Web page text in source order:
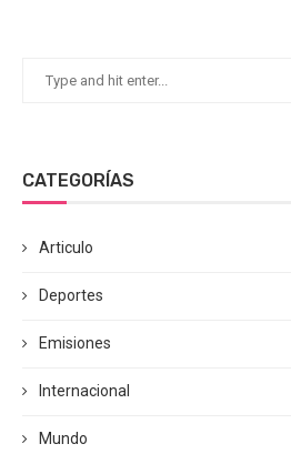
CATEGORÍAS
Articulo
Deportes
Emisiones
Internacional
Mundo